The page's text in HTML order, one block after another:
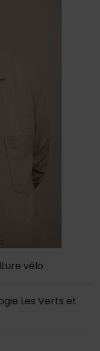
vélo
Les Verts et